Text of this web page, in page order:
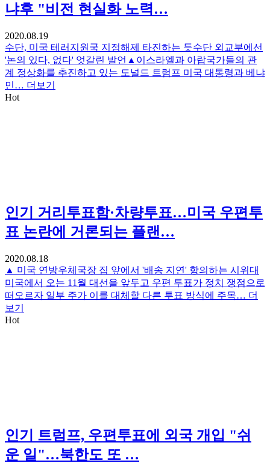
냐후 "비전 현실화 노력…
2020.08.19
수단, 미국 테러지원국 지정해제 타진하는 듯수단 외교부에선
'논의 있다, 없다' 엇갈린 발언▲이스라엘과 아랍국가들의 관
계 정상화를 추진하고 있는 도널드 트럼프 미국 대통령과 베냐
민… 더보기
Hot
인기
거리투표함·차량투표…미국 우편투
표 논란에 거론되는 플랜…
2020.08.18
▲ 미국 연방우체국장 집 앞에서 '배송 지연' 항의하는 시위대
미국에서 오는 11월 대선을 앞두고 우편 투표가 정치 쟁점으로
떠오르자 일부 주가 이를 대체할 다른 투표 방식에 주목… 더
보기
Hot
인기
트럼프, 우편투표에 외국 개입 "쉬
운 일"…북한도 또 …